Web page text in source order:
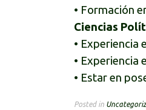
• Formación
Ciencias
• Experiencia
• Experiencia
• Estar en
Posted in